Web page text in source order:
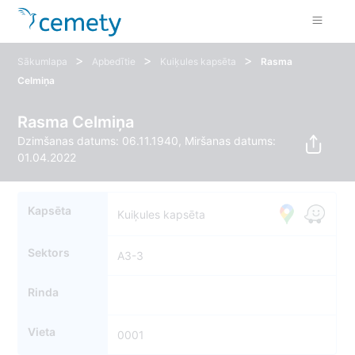
Sākumlapa > Apbedītie > Kuiķules kapsēta >
Rasma
Celmiņa
Rasma Celmiņa
Dzimšanas datums: 06.11.1940, Miršanas datums:
01.04.2022
Kapsēta Kuiķules kapsēta
Sektors A3-3
Rinda
Vieta 0001